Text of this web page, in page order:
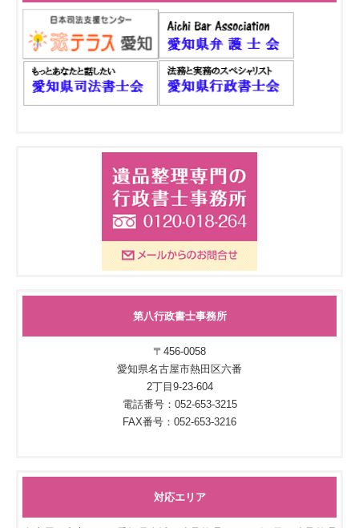
第八行政書士事務所
〒456-0058
愛知県名古屋市熱田区六番
2丁目9-23-604
電話番号：052-653-3215
FAX番号：052-653-3216
対応エリア